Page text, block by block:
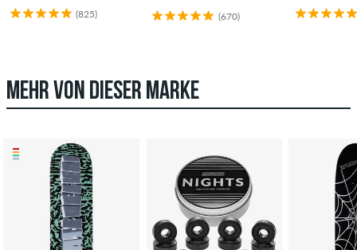
(825) (670)
MEHR VON DIESER MARKE